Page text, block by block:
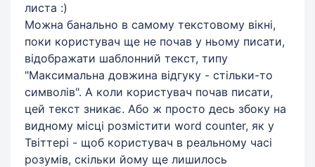
листа :)
Можна банально в самому текстовому вікні,
поки користувач ще не почав у ньому писати,
відображати шаблонний текст, типу
"Максимальна довжина відгуку - стільки-то
символів". А коли користувач почав писати,
цей текст зникає. Або ж просто десь збоку на
видному місці розмістити word counter, як у
Твіттері - щоб користувач в реальному часі
розумів, скільки йому ще лишилось